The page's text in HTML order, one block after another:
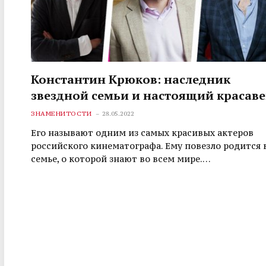
Константин Крюков: наследник
звездной семьи и настоящий
ЗНАМЕНИТОСТИ 28.05.2022
Его называют одним из самых красивых актеров
российского кинематографа. Ему повезло родится
семье, о которой знают во всем мире.…